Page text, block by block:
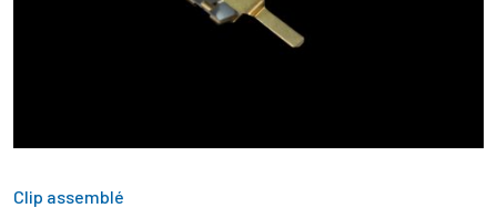
Clip assemblé